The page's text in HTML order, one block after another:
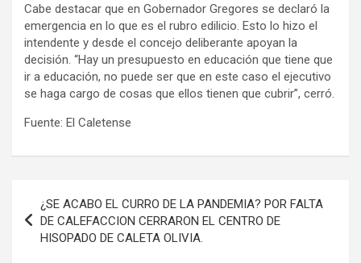
Cabe destacar que en Gobernador Gregores se declaró la
emergencia en lo que es el rubro edilicio. Esto lo hizo el
intendente y desde el concejo deliberante apoyan la
decisión. “Hay un presupuesto en educación que tiene que
ir a educación, no puede ser que en este caso el ejecutivo
se haga cargo de cosas que ellos tienen que cubrir”, cerró.
Fuente: El Caletense
de
entradas
¿SE ACABO EL CURRO DE LA PANDEMIA? POR FALTA
DE CALEFACCION CERRARON EL CENTRO DE
HISOPADO DE CALETA OLIVIA.